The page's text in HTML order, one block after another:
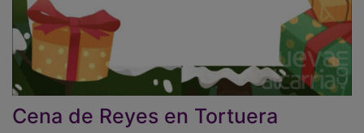
Cena de Reyes en Tortuera